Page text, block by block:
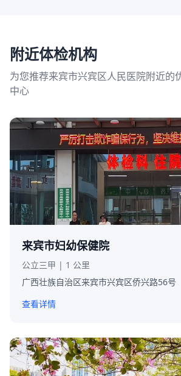
附近体检机构
为您推荐来宾市兴宾区人民医院附近的
中心
来宾市妇幼保健院
公立三甲 | 1 公里
广西壮族自治区来宾市兴宾区侨兴路56号
查看详情